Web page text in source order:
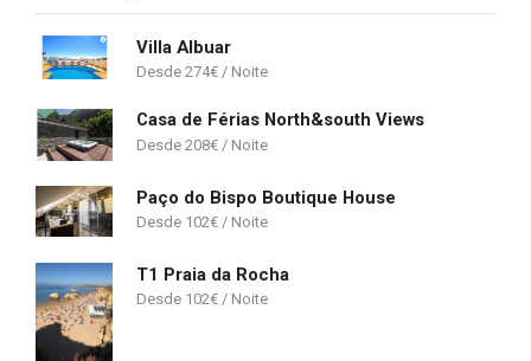
Villa Albuar
274€
Casa de Férias North&south Views
208€
Paço do Bispo Boutique House
102€
T1 Praia da Rocha
102€